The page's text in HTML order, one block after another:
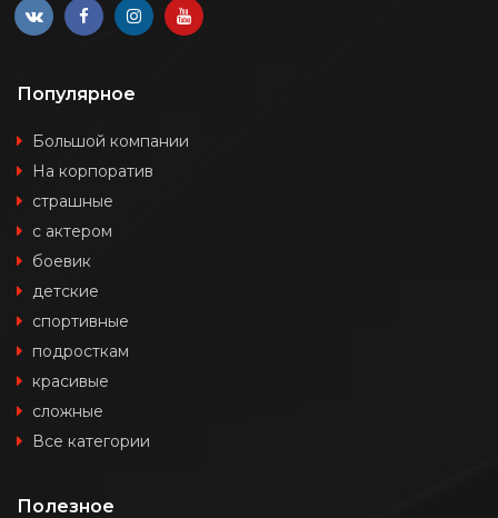
Популярное
Большой компании
На корпоратив
страшные
с актером
боевик
детские
спортивные
подросткам
красивые
сложные
Все категории
Полезное